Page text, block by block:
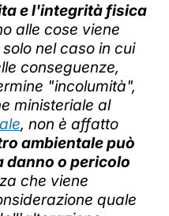
e l'integrità fisica
alle cose viene
nel caso in cui
conseguenze,
"incolumità",
ministeriale al
, non è affatto
ambientale può
danno o pericolo
che viene
quale